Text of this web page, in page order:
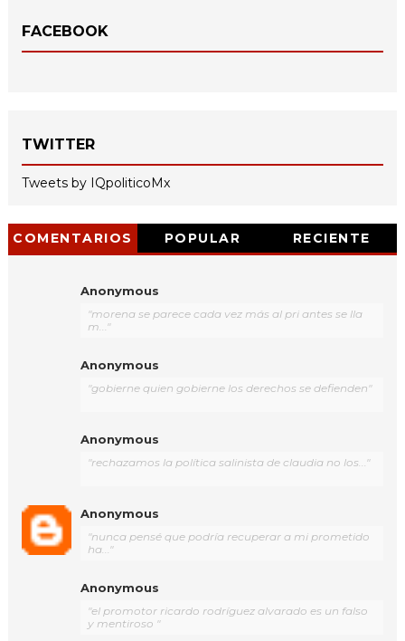
FACEBOOK
TWITTER
Tweets by IQpoliticoMx
COMENTARIOS POPULAR RECIENTE
Anonymous
"morena se parece cada vez más al pri antes se lla
m..."
Anonymous
"gobierne quien gobierne los derechos se defienden"
Anonymous
"rechazamos la política salinista de claudia no los..."
Anonymous
"nunca pensé que podría recuperar a mi prometido
ha..."
Anonymous
"el promotor ricardo rodríguez alvarado es un falso
y mentiroso "